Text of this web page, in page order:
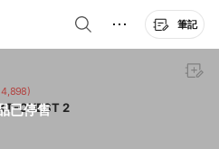
筆記
已停售
QUEST 2